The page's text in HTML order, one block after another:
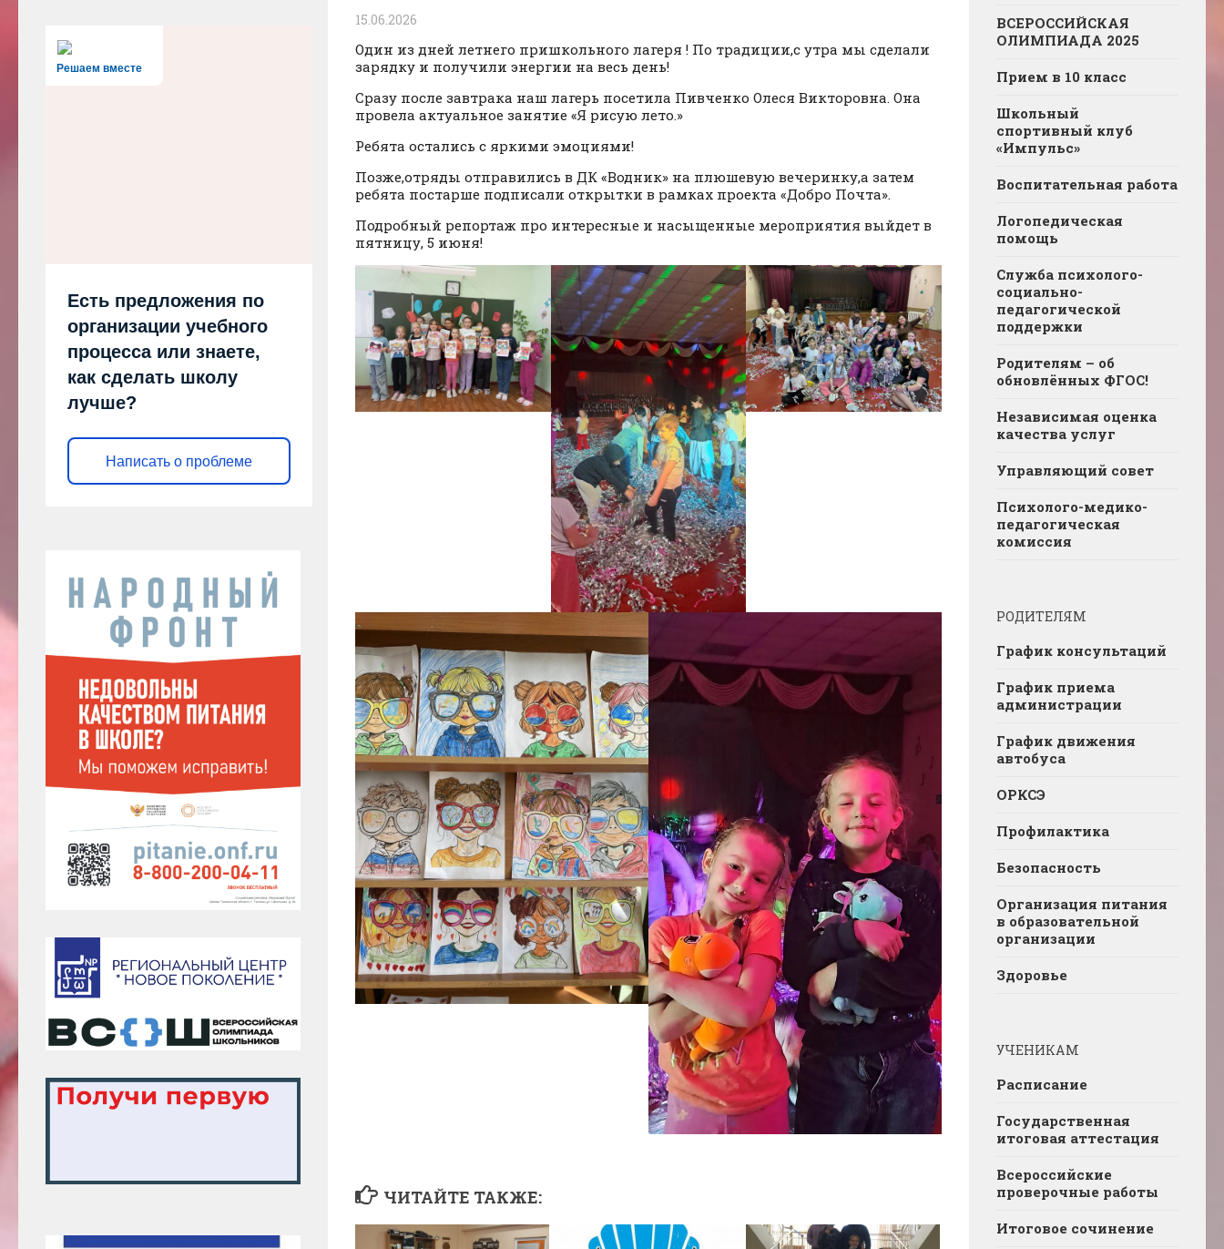
15.06.2026
Один из дней летнего пришкольного лагеря ! По традиции,с утра мы сделали
зарядку и получили энергии на весь день!
‍Сразу после завтрака наш лагерь посетила Пивченко Олеся Викторовна. Она
провела актуальное занятие «Я рисую лето.»
Ребята остались с яркими эмоциями!
Позже,отряды отправились в ДК «Водник» на плюшевую вечеринку,а затем
ребята постарше подписали открытки в рамках проекта «Добро Почта».
Подробный репортаж про интересные и насыщенные мероприятия выйдет в
пятницу, 5 июня!
ЧИТАЙТЕ ТАКЖЕ:
Решаем вместе
Есть предложения по
организации учебного
процесса или знаете,
как сделать школу
лучше?
Написать о проблеме
ВСЕРОССИЙСКАЯ
ОЛИМПИАДА 2025
Прием в 10 класс
Школьный
спортивный клуб
«Импульс»
Воспитательная работа
Логопедическая
помощь
Служба психолого-
социально-
педагогической
поддержки
Родителям – об
обновлённых ФГОС!
Независимая оценка
качества услуг
Управляющий совет
Психолого-медико-
педагогическая
комиссия
РОДИТЕЛЯМ
График консультаций
График приема
администрации
График движения
автобуса
ОРКСЭ
Профилактика
Безопасность
Организация питания
в образовательной
организации
Здоровье
УЧЕНИКАМ
Расписание
Государственная
итоговая аттестация
Всероссийские
проверочные работы
Итоговое сочинение